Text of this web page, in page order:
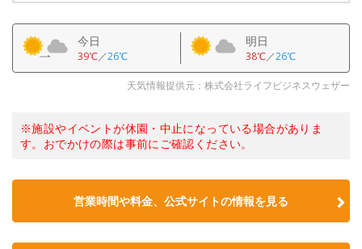
今日
39℃／26℃
明日
38℃／26℃
天気情報提供元：株式会社ライフビジネスウェザー
※施設やイベントが休園・中止になっている場合がありま
す。おでかけの際は事前にご確認ください。
営業時間や料金、公式サイトの情報を見る